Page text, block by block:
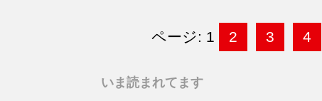
ページ: 1 2 3 4
いま読まれてます